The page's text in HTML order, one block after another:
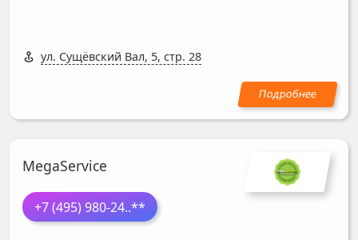
ул. Сущёвский Вал, 5, стр. 28
MegaService
+7 (495) 980-24..**